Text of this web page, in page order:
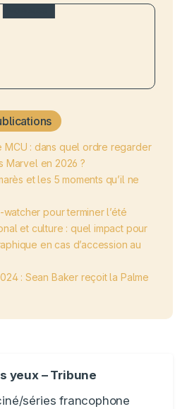
: dans quel ordre regarder
Marvel en 2026 ?
et les 5 moments qu’il ne
pour terminer l’été
et culture : quel impact pour
en cas d’accession au
: Sean Baker reçoit la Palme
yeux – Tribune
séries francophone